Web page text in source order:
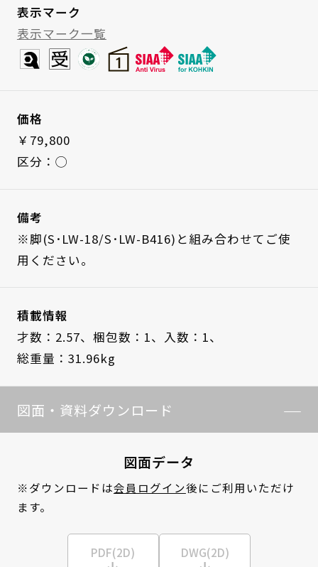
表示マーク
表示マーク一覧
価格
￥79,800
区分：◯
備考
※脚(S･LW-18/S･LW-B416)と組み合わせてご使
用ください。
積載情報
才数：2.57、 梱包数：1、 入数：1、
総重量：31.96kg
図面・資料ダウンロード
図面データ
※ダウンロードは会員ログイン後にご利用いただけ
ます。
PDF(2D) DWG(2D)